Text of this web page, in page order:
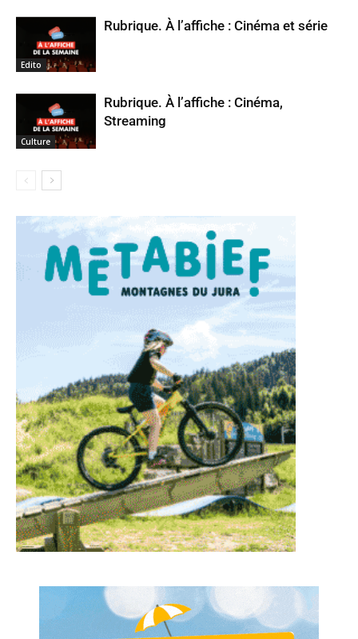
Edito
Rubrique. À l’affiche : Cinéma et série
Culture
Rubrique. À l’affiche : Cinéma,
Streaming